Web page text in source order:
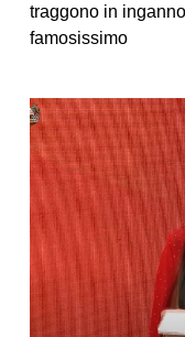
traggono in
famosissimo